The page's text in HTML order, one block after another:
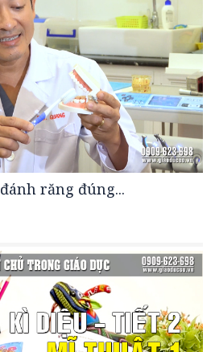
răng đúng...